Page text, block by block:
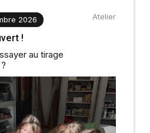
2026
!
au tirage
Atelier